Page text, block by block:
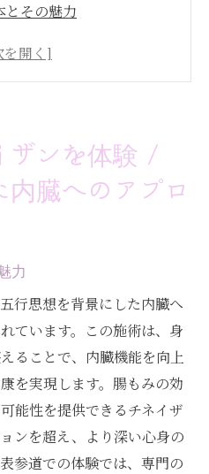
とその魅力
なチネイザン体験談
参道でチネイザン / リ
とチネイザン
リンパケアの新常識
改善に貢献する理由
得られる長期的な健康効
ザン施術の流れ
参道チネイザンプログ
ザンを体験 /
臓へのアプロ
力
行思想を背景にした内臓へ
ています。この施術は、身
ることで、内臓機能を向上
を実現します。腸もみの効
能性を提供できるチネイザ
ンを超え、より深い心身の
参道での体験では、専門の